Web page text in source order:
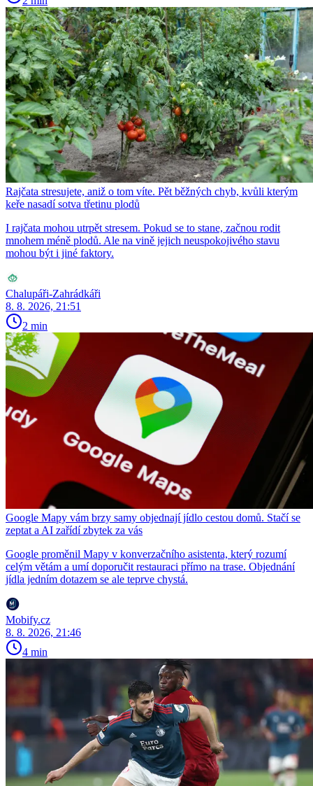
Rajčata stresujete, aniž o tom víte. Pět běžných chyb, kvůli kterým
keře nasadí sotva třetinu plodů
I rajčata mohou utrpět stresem. Pokud se to stane, začnou rodit
mnohem méně plodů. Ale na vině jejich neuspokojivého stavu
mohou být i jiné faktory.
Chalupáři-Zahrádkáři
8. 8. 2026, 21:51
2 min
Google Mapy vám brzy samy objednají jídlo cestou domů. Stačí se
zeptat a AI zařídí zbytek za vás
Google proměnil Mapy v konverzačního asistenta, který rozumí
celým větám a umí doporučit restauraci přímo na trase. Objednání
jídla jedním dotazem se ale teprve chystá.
Mobify.cz
8. 8. 2026, 21:46
4 min